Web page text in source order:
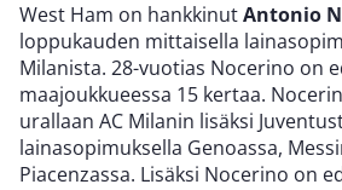
West Ham on hankkinutAntonio
loppukauden mittaisella
Milanista. 28-vuotias Nocerino on
maajoukkueessa 15 kertaa.
urallaan AC Milanin lisäksi
lainasopimuksella Genoassa,
Piacenzassa. Lisäksi Nocerino on